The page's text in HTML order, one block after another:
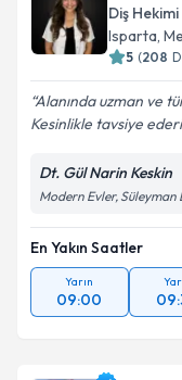
Diş Hekimi
Isparta,
5 (208
Alanında uzman ve
Kesinlikle tavsiye
Dt. Gül Narin Keskin
Modern Evler, Süleyman
En Yakın Saatler
Yarın
09:00